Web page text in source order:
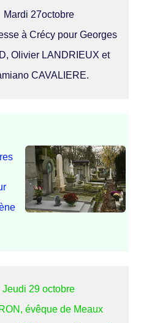
Mardi 27octobre
à Crécy pour Georges
Olivier LANDRIEUX et
CAVALIERE.
Jeudi 29 octobre
évêque de Meaux